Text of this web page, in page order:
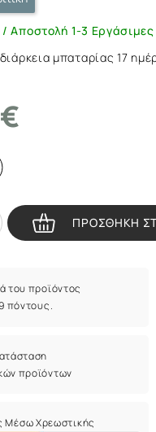
Αποστολή 1-3
μπαταρίας 17
ΠΡΟΣΘΗΚΗ
του προϊόντος
πόντους.
προϊόντων
Μέσω Χρεωστικής